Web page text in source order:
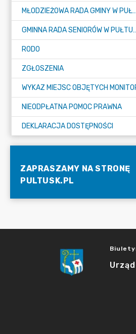
MŁODZIEŻOWA RADA GMINY W PUŁTUSKU
GMINNA RADA
RODO
ZGŁOSZENIA
NIEODPŁATNA POMOC PRAWNA
DEKLARACJA DOSTĘPNOŚCI
ZAPRASZAMY NA STRONĘ
PULTUSK.PL